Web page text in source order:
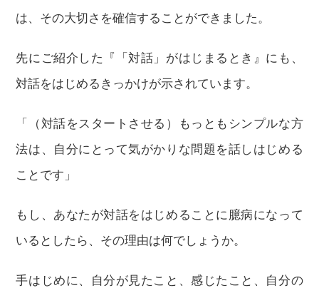
は、その大切さを確信することができました。
先にご紹介した『「対話」がはじまるとき』にも、
対話をはじめるきっかけが示されています。
「（対話をスタートさせる）もっともシンプルな方
法は、自分にとって気がかりな問題を話しはじめる
ことです」
もし、あなたが対話をはじめることに臆病になって
いるとしたら、その理由は何でしょうか。
手はじめに、自分が見たこと、感じたこと、自分の